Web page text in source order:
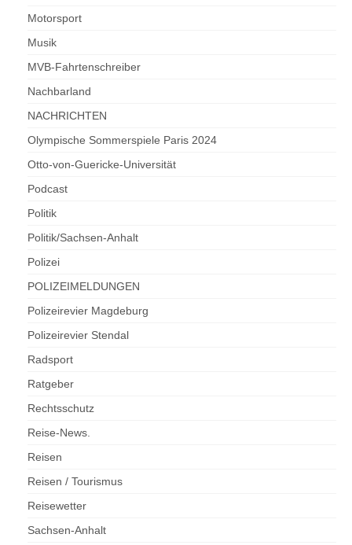
Motorsport
Musik
MVB-Fahrtenschreiber
Nachbarland
NACHRICHTEN
Olympische Sommerspiele Paris 2024
Otto-von-Guericke-Universität
Podcast
Politik
Politik/Sachsen-Anhalt
Polizei
POLIZEIMELDUNGEN
Polizeirevier Magdeburg
Polizeirevier Stendal
Radsport
Ratgeber
Rechtsschutz
Reise-News.
Reisen
Reisen / Tourismus
Reisewetter
Sachsen-Anhalt